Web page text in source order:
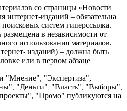
со страницы «Новости
интернет-изданий – обязательна
поисковых систем гиперссылка.
в независимости от
использования материалов.
изданий) – должна быть
или в первом абзаце
"Мнение", "Экспертиза",
"Деньги", "Власть", "Выборы",
"Промо" публикуются на